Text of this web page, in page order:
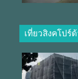
เที่ยวสิงคโปร์